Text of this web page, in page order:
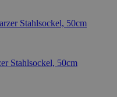
Stahlsockel, 50cm